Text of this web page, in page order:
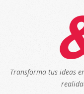
Transforma tus ideas